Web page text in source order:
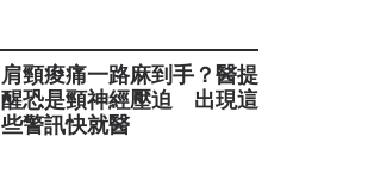
肩頸痠痛一路麻到手？醫提
醒恐是頸神經壓迫 出現這
些警訊快就醫